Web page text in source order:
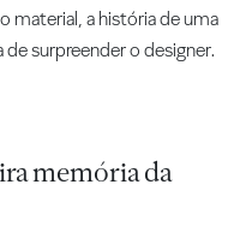
a história de uma
surpreender o designer.
memória da